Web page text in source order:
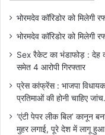
भोरमदेव कॉरिडोर को मिलेगी
भोरमदेव कॉरिडोर को मिलेगी
Sex रैकेट का भंडाफोड़ : देह
समेत 4 आरोपी गिरफ्तार
प्रेस कांफ्रेंस : भाजपा
प्रतिमाओं की होनी चाहिए
‘एंटी पेपर लीक बिल’ कानून
मुहर लगाई, पूरे देश में लागू हुआ